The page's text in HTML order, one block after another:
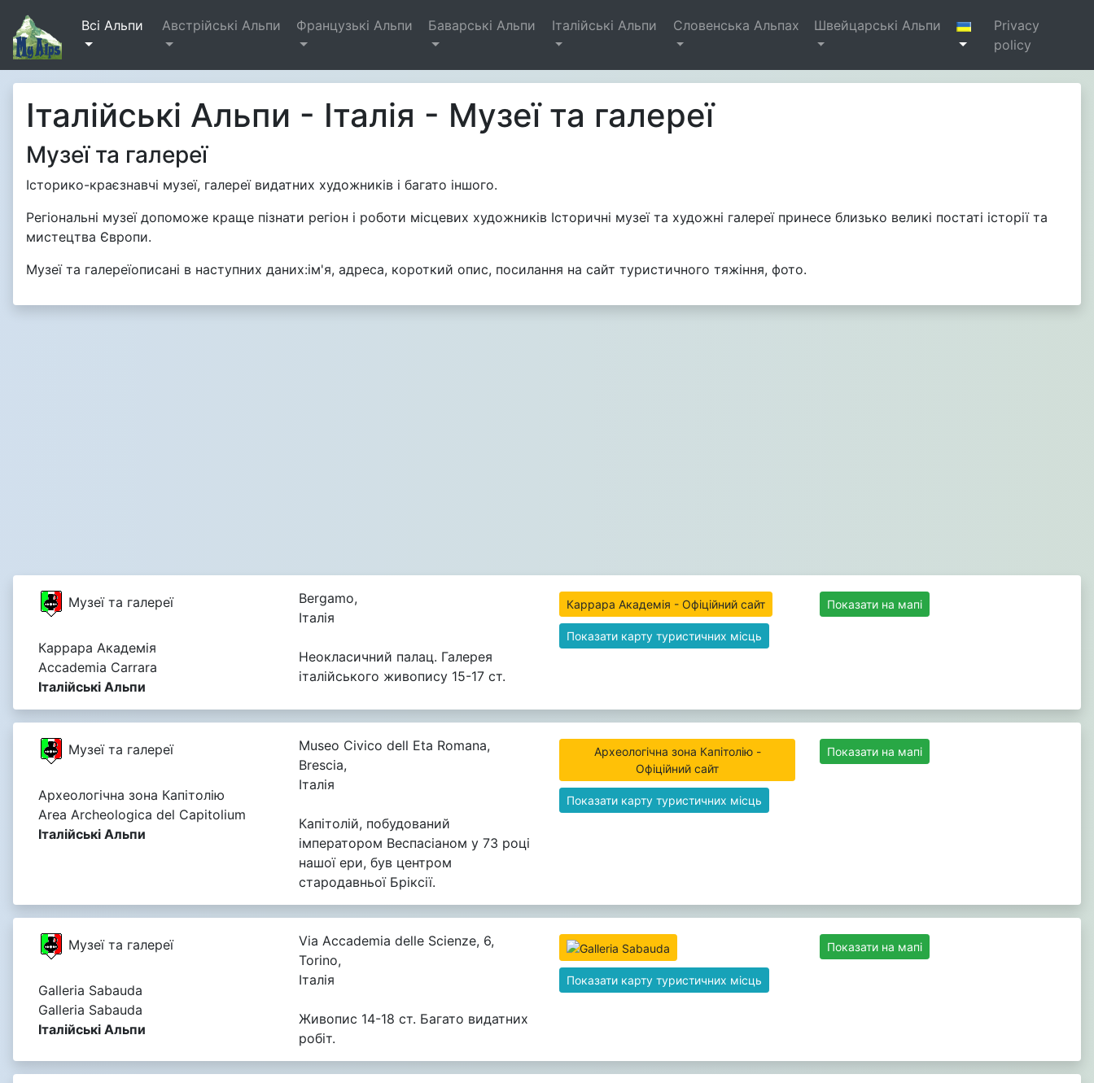
Всі Альпи Австрійські Альпи Французькі Альпи Баварські Альпи Італійські Альпи Словенська Альпах Швейцарські Альпи
Privacy
policy
Італійські Альпи - Італія - Музеї та галереї
Музеї та галереї
Історико-краєзнавчі музеї, галереї видатних художників і багато іншого.
Регіональні музеї допоможе краще пізнати регіон і роботи місцевих художників Історичні музеї та художні галереї принесе близько великі постаті історії та
мистецтва Європи.
Музеї та галереїописані в наступних даних:ім'я, адреса, короткий опис, посилання на сайт туристичного тяжіння, фото.
Музеї та галереї
Каррара Академія
Accademia Carrara
Італійські Альпи
Bergamo,
Італія
Неокласичний палац. Галерея
італійського живопису 15-17 ст.
Каррара Академія - Офіційний сайт
Показати карту туристичних місць
Показати на мапі
Музеї та галереї
Археологічна зона Капітолію
Area Archeologica del Capitolium
Італійські Альпи
Museo Civico dell Eta Romana,
Brescia,
Італія
Капітолій, побудований
імператором Веспасіаном у 73 році
нашої ери, був центром
стародавньої Бріксії.
Археологічна зона Капітолію -
Офіційний сайт
Показати карту туристичних місць
Показати на мапі
Музеї та галереї
Galleria Sabauda
Galleria Sabauda
Італійські Альпи
Via Accademia delle Scienze, 6,
Torino,
Італія
Живопис 14-18 ст. Багато видатних
робіт.
Показати карту туристичних місць
Показати на мапі